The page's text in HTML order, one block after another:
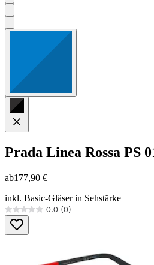
Prada Linea Rossa PS
ab177,90 €
inkl. Basic-Gläser in Sehstärke
0.0 (0)
0.0
von
5